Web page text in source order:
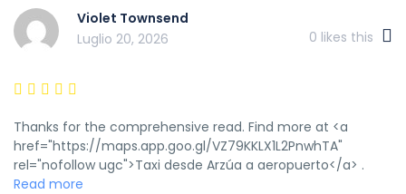
Violet Townsend
Luglio 20, 2026
0 likes this
Thanks for the comprehensive read. Find more at <a
href="https://maps.app.goo.gl/VZ79KKLX1L2PnwhTA"
rel="nofollow ugc">Taxi desde Arzúa a aeropuerto</a> .
Read more